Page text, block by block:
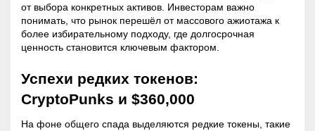
от выбора конкретных активов. Инвесторам важно
понимать, что рынок перешёл от массового ажиотажа к
более избирательному подходу, где долгосрочная
ценность становится ключевым фактором.
Успехи редких токенов:
CryptoPunks и $360,000
На фоне общего спада выделяются редкие токены, такие